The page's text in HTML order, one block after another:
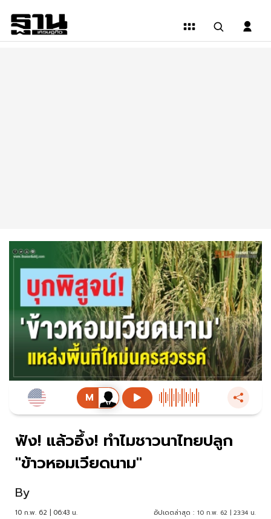
ฟัง! แล้วอึ้ง! ทำไมชาวนาไทยปลูก
"ข้าวหอมเวียดนาม"
By
10 ก.พ. 62 | 06:43 น. อัปเดตล่าสุด : 10 ก.พ. 62 | 23:34 น.